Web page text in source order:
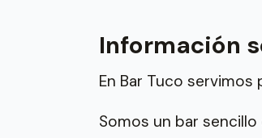
Información
En Bar Tuco
Somos un bar